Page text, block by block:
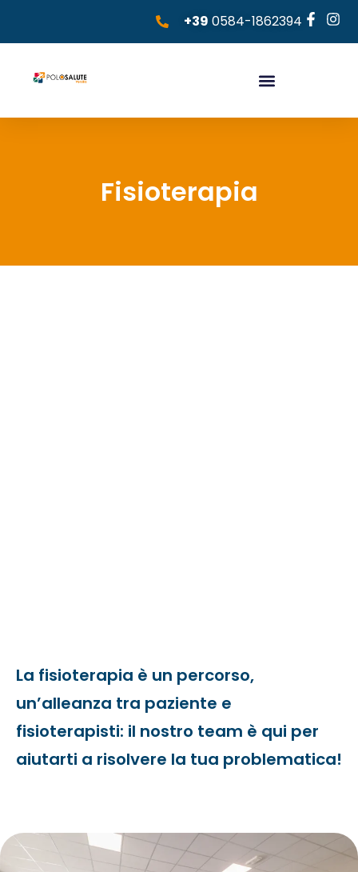
+39 0584-1862394
Fisioterapia
La fisioterapia è un percorso,
un’alleanza tra paziente e
fisioterapisti: il nostro team è qui per
aiutarti a risolvere la tua problematica!